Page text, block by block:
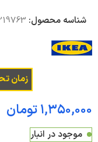
شناسه محصول:
زمان تحویل کالا 1
تومان
موجود در انبار